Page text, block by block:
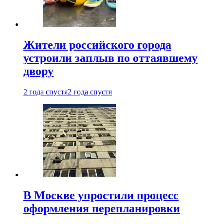
Жители российского города
устроили заплыв по оттаявшему
двору
2 года спустя2 года спустя
В Москве упростили процесс
оформления перепланировки